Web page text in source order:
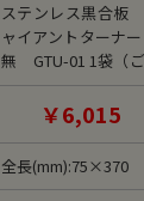
ステンレス黒合板
ャイアントターナー
無 GTU-01 1袋（
文単位1袋）【
￥6,015
全長(mm):75×370